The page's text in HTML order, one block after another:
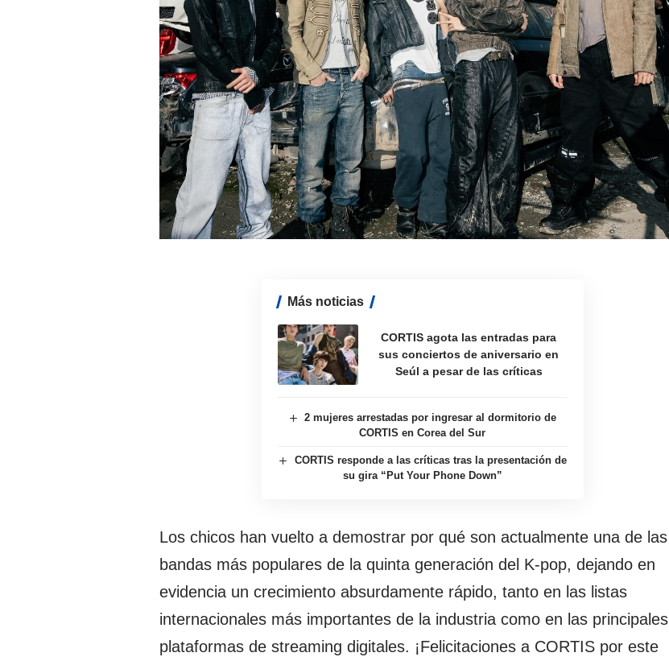
Más noticias
CORTIS agota las entradas para
sus conciertos de aniversario en
Seúl a pesar de las críticas
2 mujeres arrestadas por ingresar al dormitorio de
CORTIS en Corea del Sur
CORTIS responde a las críticas tras la presentación de
su gira “Put Your Phone Down”
Los chicos han vuelto a demostrar por qué son actualmente una de las
bandas más populares de la quinta generación del K-pop, dejando en
evidencia un crecimiento absurdamente rápido, tanto en las listas
internacionales más importantes de la industria como en las principales
plataformas de streaming digitales. ¡Felicitaciones a CORTIS por este